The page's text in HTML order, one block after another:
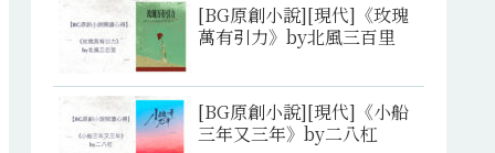
[BG原創小說][現代]《玫瑰
萬有引力》by北風三百里
[BG原創小說][現代]《小船
三年又三年》by二八杠